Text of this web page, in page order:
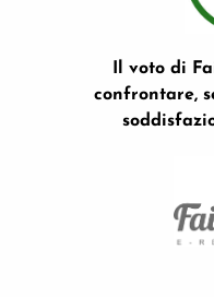
Il voto di
confrontare,